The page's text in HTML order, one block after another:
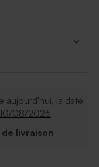
aujourd'hui, la date
10/08/2026
livraison